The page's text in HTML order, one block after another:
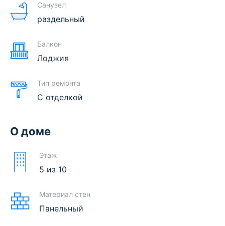
Санузел
раздельный
Балкон
Лоджия
Тип ремонта
С отделкой
О доме
Этаж
5 из 10
Материал стен
Панельный